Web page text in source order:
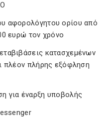
αφορολόγητου ορίου από
ευρώ τον χρόνο
κατασχεμένων
πλέον πλήρης εξόφληση
για έναρξη υποβολής